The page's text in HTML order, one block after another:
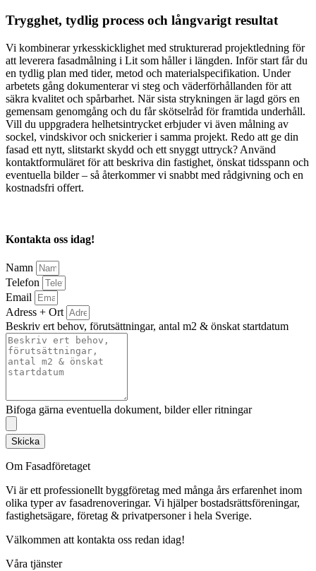
Trygghet, tydlig process och långvarigt resultat
Vi kombinerar yrkesskicklighet med strukturerad projektledning för
att leverera fasadmålning i Lit som håller i längden. Inför start får du
en tydlig plan med tider, metod och materialspecifikation. Under
arbetets gång dokumenterar vi steg och väderförhållanden för att
säkra kvalitet och spårbarhet. När sista strykningen är lagd görs en
gemensam genomgång och du får skötselråd för framtida underhåll.
Vill du uppgradera helhetsintrycket erbjuder vi även målning av
sockel, vindskivor och snickerier i samma projekt. Redo att ge din
fasad ett nytt, slitstarkt skydd och ett snyggt uttryck? Använd
kontaktformuläret för att beskriva din fastighet, önskat tidsspann och
eventuella bilder – så återkommer vi snabbt med rådgivning och en
kostnadsfri offert.
Kontakta oss idag!
Namn
Telefon
Email
Adress + Ort
Beskriv ert behov, förutsättningar, antal m2 & önskat startdatum
Bifoga gärna eventuella dokument, bilder eller ritningar
Skicka
Om Fasadföretaget
Vi är ett professionellt byggföretag med många års erfarenhet inom
olika typer av fasadrenoveringar. Vi hjälper bostadsrättsföreningar,
fastighetsägare, företag & privatpersoner i hela Sverige.
Välkommen att kontakta oss redan idag!
Våra tjänster